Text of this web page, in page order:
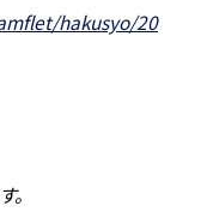
hakusyo/20